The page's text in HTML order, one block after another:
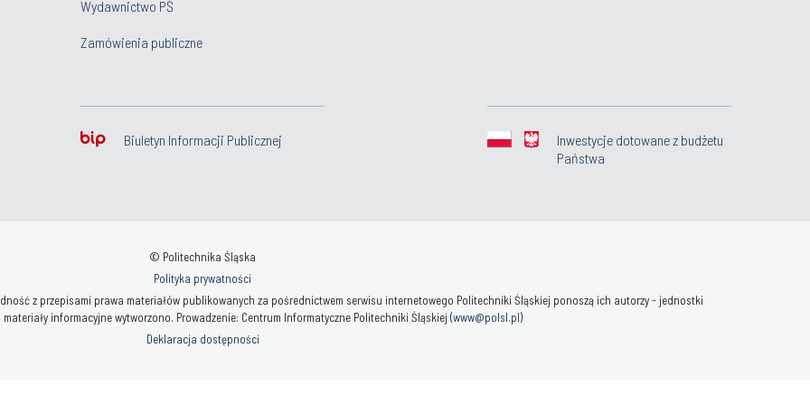
Wydawnictwo PŚ
Zamówienia publiczne
Biuletyn Informacji Publicznej
Inwestycje dotowane z budżetu
Państwa
© Politechnika Śląska
Polityka prywatności
z przepisami prawa materiałów publikowanych za pośrednictwem serwisu internetowego Politechniki Śląskiej ponoszą ich autorzy - jednostki
informacyjne wytworzono. Prowadzenie: Centrum Informatyczne Politechniki Śląskiej (www@polsl.pl)
Deklaracja dostępności